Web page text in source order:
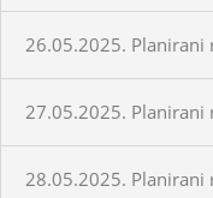
26.05.2025. Planirani
27.05.2025. Planirani
28.05.2025. Planirani